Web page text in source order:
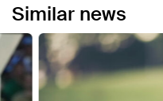
Similar news